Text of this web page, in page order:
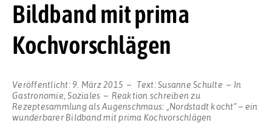
Bildband mit prima
Kochvorschlägen
Veröffentlicht: 9. März 2015 Text:Susanne Schulte
In
Gastronomie,Soziales Reaktion schreiben zu
Rezeptesammlung als Augenschmaus: „Nordstadt kocht“ – ein
wunderbarer Bildband mit prima Kochvorschlägen